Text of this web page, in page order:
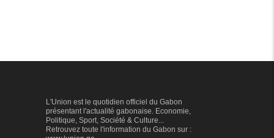
L'Union est le quotidien officiel du Gabon
présentant l'actualité gabonaise. Economie,
Politique, Sport, Société & Culture...
Retrouvez toute l'information du Gabon sur :